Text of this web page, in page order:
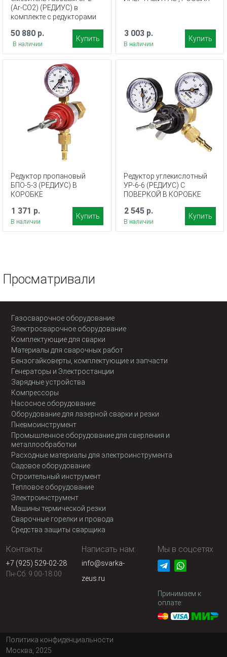
(Ar-СО2) (РЕДИУС) в
комплекте с редукторами
50 880 р.
В наличии
Купить
3 003 р.
В наличии
Купить
Редуктор пропановый
БПО-5-3 (РЕДИУС) В
КОРОБКЕ
1 371 р.
В наличии
Купить
Редуктор углекислотный
УР-6-6 (РЕДИУС) С
ПОВЕРКОЙ В КОРОБКЕ
2 545 р.
В наличии
Купить
Просматривали
Газосварочное оборудование
Электросварочное оборудование
Комплектующие для сварки
Материалы для сварочных работ
Бензогайковерты, комплектующие и запчасти
Генераторы и Электростанции
Зарядные устройства
Компрессоры
Насосное оборудование
Оборудование для лазерной сварки и резки
Пневмоинструмент
Промышленное оборудование для сверления и
металлообработки
Расходные материалы для электроинструмента
Садовое оборудование
Строительный инструмент
Тепловое оборудование
Электроинструмент
Машины термической резки
Сварочные горелки и провода
Средства защиты сварщика
Контакты:
+7 (925) 529-02-28
Пн-Сб: 9:00-18:00
Написать нам:
info@svarka-
zeus.ru
Мы в соцсетях
Принимаем к
оплате:
Политика конфиденциальности
Москва, 2025